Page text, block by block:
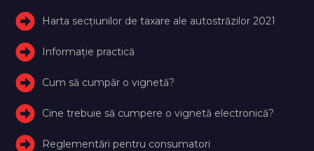
Harta secțiunilor de taxare ale autostrăzilor 2021
Informație practică
Cum să cumpăr o vignetă?
Cine trebuie să cumpere o vignetă electronică?
Reglementări pentru consumatori